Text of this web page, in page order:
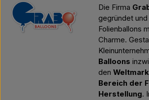
Die Firma
gegründet
Folienballons
Charme.
Balloons
den
Bereich der
Herstellung.